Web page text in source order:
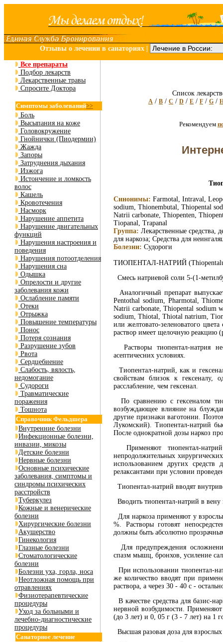
Отзывы о лечении в санаториях
Все препараты
Подбор лекарств
Лекарственные травы
Спросите Доктора
Симптомы заболеваний>>
Боль
Высыпания на коже
Головокружение
Гнойнички (Пиодермии)
Жажда
Запоры
Затруднения дыхания
Изжога
Истончение и ломкость
волос
Кашель
Кровотечения
Насморк
Нарушение аппетита
Нарушение двигательных
функций
Нарушения настроения и
поведения
Нарушения потоотделения
Нарушения сна
Одышка
Опрелости и другие
заболевания кожи
Ослабление памяти
Отеки
Отрыжка
Повышение температуры
Понос
Потеря сознания
Разрушение зубов
Рвота
Сердцебиение
Слабость, вялость,
недомогание
Судороги
Травматические
поражения
Тошнота
Справочник Фельдшера
Внутренние болезни
Инфекционные болезни,
инвазии, микозы
Детские болезни
Нервные болезни
Основные психические
заболевания, симптомы и
синдромы психических
расстройств
Туберкулез
Кожные и венерические
болезни
Хирургические болезни
Акушерство
Гинекология
Глазные болезни
Стоматологические
болезни
Болезни уха, горла, носа
Неотложная помощь при
отравлениях
Физиотерапевтические
процедуры
Уход за больными и
лечебно-диагностические
процедуры
Санаторное лечение
Список
A / B / C / D / E / F / G /
Рекомендуем
Синонимы: Farmotal, Intraval,
sodium, Thionembutal, Thiopental
Natrii carbonate, Thiopenten,
Tiopanal, Trapanal
Группа: Лекарственные средства,
для наркоза; Средства для
Болезни: Судороги
ТИОПЕНТАЛ-НАТРИЙ
Смесь натриевой соли 5-(1-
Аналогичный препарат
Реntothal sodium, Рharmotal,
Natrii carbonate, Thiopental sоdium
sоdium, Thiotal, Тhiotаl nаtrium,
или желтовато-зеленоватого
раствор имеет щелочную реакцию
Растворы тиопентал-натрия
асептичесних условиях.
Тиопентал-натрий, как и
свойствам близок к гексеналу,
расслабление, чем гексенал.
По сравнению с гексеналом
возбуждающее влияние на
другие признаки ваготонии.
Лукомский). Тиопентал-натрий
После однократной дозы наркоз
Применяют тиопентал-
непродолжительных
использованием других
релаксантами при условии
Тиопентал-натрий вводят
Вводить тиопентал-натрий в
Для наркоза применяют у
%. Растворы готовят
должны быть абсолютно
Для предупреждения
спазм мышц, бронхов, усиление
При использовании тиопентал-
же количество вводят при
раствора, а через 30 - 40 с -
В качестве средства для базис-
нервной возбудимости.
(до 3 лет) и 0, 05 г (3 - 7 лет) на 1
Высшая разовая доза для